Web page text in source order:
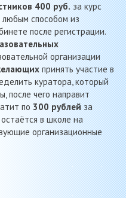
400 руб. за курс
способом из
после регистрации.
организации
принять участие в
куратора, который
после чего направит
по 300 рублейза
в школе на
организационные